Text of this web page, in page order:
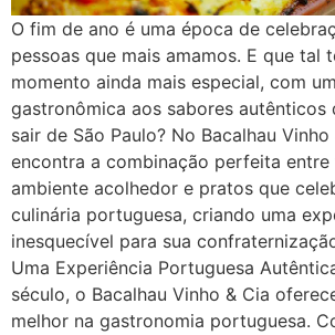
O fim de ano é uma época de
pessoas que mais amamos. E que tal
momento ainda mais especial, com
gastronômica aos sabores autênticos
sair de São Paulo? No Bacalhau
encontra a combinação perfeita entre
ambiente acolhedor e pratos que
culinária portuguesa, criando uma
inesquecível para sua
Uma Experiência Portuguesa
século, o Bacalhau Vinho & Cia
melhor na gastronomia portuguesa.